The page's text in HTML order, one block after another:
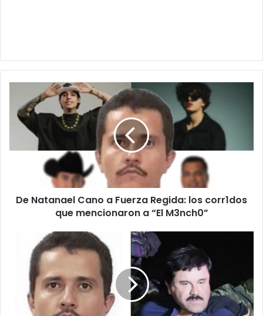
Natanael
Cano
Fuerza
Regida:
mencionaron
De Natanael Cano a Fuerza Regida: los corr1dos
que mencionaron a “El M3nch0”
¿Coincidencia?
febrero
también
detuvieron